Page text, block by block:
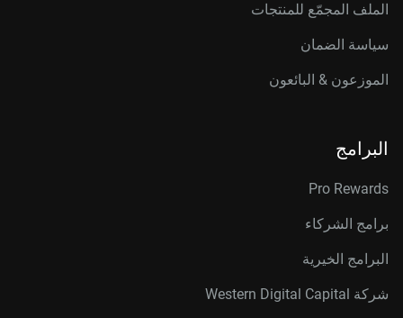
الملف المجمّع للمنتجات
سياسة الضمان
الموزعون & البائعون
البرامج
Pro Rewards
برامج الشركاء
البرامج الخيرية
شركة Western Digital Capital